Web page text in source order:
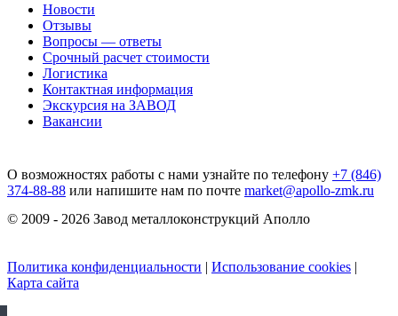
Новости
Отзывы
Вопросы — ответы
Срочный расчет стоимости
Логистика
Контактная информация
Экскурсия на ЗАВОД
Вакансии
О возможностях работы с нами узнайте по телефону +7 (846)
374-88-88 или напишите нам по почте market@apollo-zmk.ru
© 2009 - 2026 Завод металлоконструкций Аполло
Политика конфиденциальности | Использование cookies |
Карта сайта